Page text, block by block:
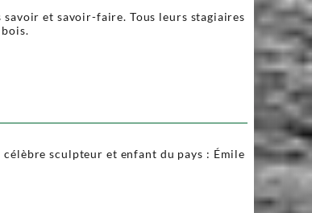
et savoir-faire. Tous leurs stagiaires
sculpteur et enfant du pays : Émile